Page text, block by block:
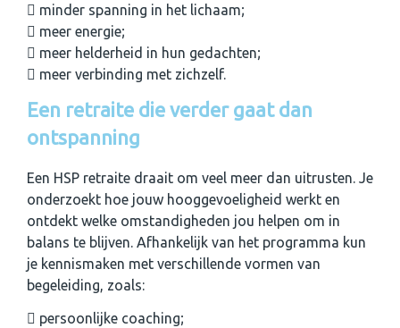
minder spanning in het lichaam;
meer energie;
meer helderheid in hun gedachten;
meer verbinding met zichzelf.
Een retraite die verder gaat dan
ontspanning
Een HSP retraite draait om veel meer dan uitrusten. Je
onderzoekt hoe jouw hooggevoeligheid werkt en
ontdekt welke omstandigheden jou helpen om in
balans te blijven. Afhankelijk van het programma kun
je kennismaken met verschillende vormen van
begeleiding, zoals:
persoonlijke coaching;